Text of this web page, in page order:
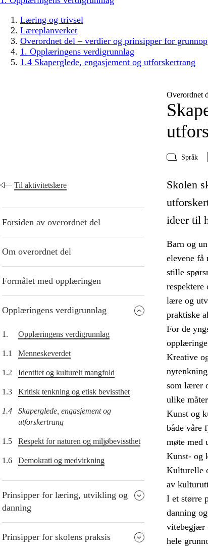
Læring og trivsel
Læreplanverket
Overordnet del – verdier og prinsipper for
1. Opplæringens verdigrunnlag
1.4 Skaperglede, engasjement og utforskertrang
Overordnet
Språk
Til aktivitetslære
Forsiden av overordnet del
Om overordnet del
Formålet med opplæringen
Opplæringens verdigrunnlag
1. Opplæringens verdigrunnlag
1.1 Menneskeverdet
1.2 Identitet og kulturelt mangfold
1.3 Kritisk tenkning og etisk bevissthet
1.4
Skaperglede, engasjement og
utforskertrang
1.5 Respekt for naturen og miljøbevissthet
1.6 Demokrati og medvirkning
Prinsipper for læring, utvikling og
danning
Prinsipper for skolens praksis
Skolen
ideer til
Barn og
elevene få
stille
lære og
praktiske
For de
Kreative
som lærer
ulike
Kunst og
både våre
møte med
Kunst- og
Kulturelle
av
I et større
danning
vitebegjær
hele